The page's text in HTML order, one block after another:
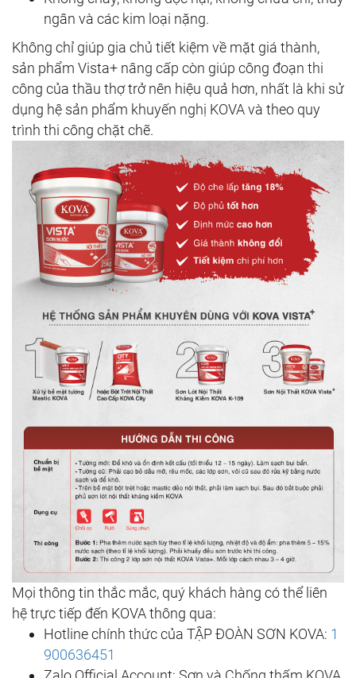
ngân và các kim loại nặng.
Không chỉ giúp gia chủ tiết kiệm về mặt giá thành,
sản phẩm Vista+ nâng cấp còn giúp công đoạn thi
công của thầu thợ trở nên hiệu quả hơn, nhất là khi sử
dụng hệ sản phẩm khuyến nghị KOVA và theo quy
trình thi công chặt chẽ.
Mọi thông tin thắc mắc, quý khách hàng có thể liên
hệ trực tiếp đến KOVA thông qua:
Hotline chính thức của TẬP ĐOÀN SƠN KOVA: 1
900636451